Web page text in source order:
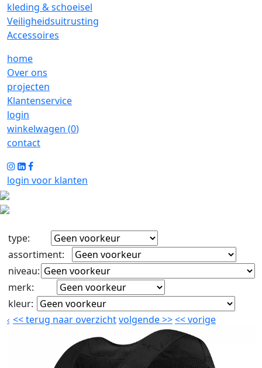
kleding & schoeisel
Veiligheidsuitrusting
Accessoires
home
Over ons
projecten
Klantenservice
login
winkelwagen (0)
contact
login voor klanten
type:
assortiment:
niveau:
merk:
kleur:
<<terug naar overzichtvolgende>><<vorige